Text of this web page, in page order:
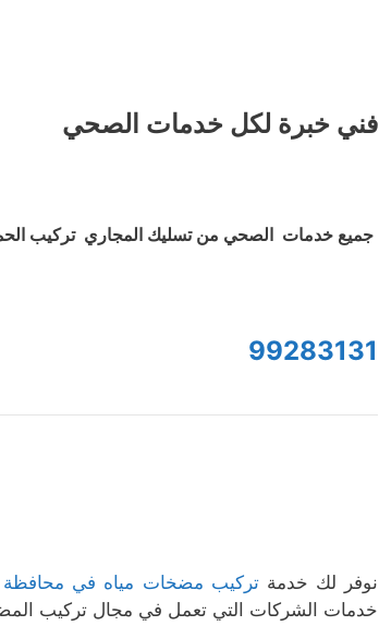
فني خبرة لكل خدمات الصحي
جميع خدمات الصحي من تسليك المجاري تركيب
99283131
نوفر لك خدمةتركيب مضخات مياه في محافظة
خدمات الشركات التي تعمل في مجال تركيب